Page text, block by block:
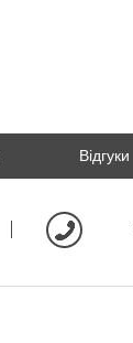
Відгуки